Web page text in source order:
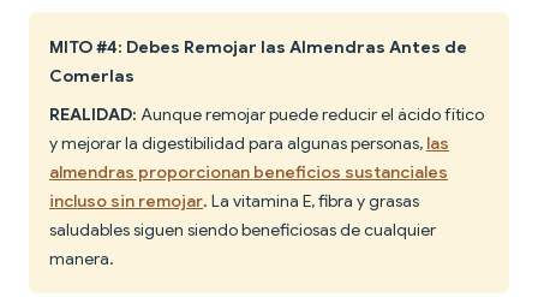
MITO #4: Debes Remojar las Almendras Antes de
Comerlas
REALIDAD: Aunque remojar puede reducir el ácido fítico
y mejorar la digestibilidad para algunas personas, las
almendras proporcionan beneficios sustanciales
incluso sin remojar. La vitamina E, fibra y grasas
saludables siguen siendo beneficiosas de cualquier
manera.